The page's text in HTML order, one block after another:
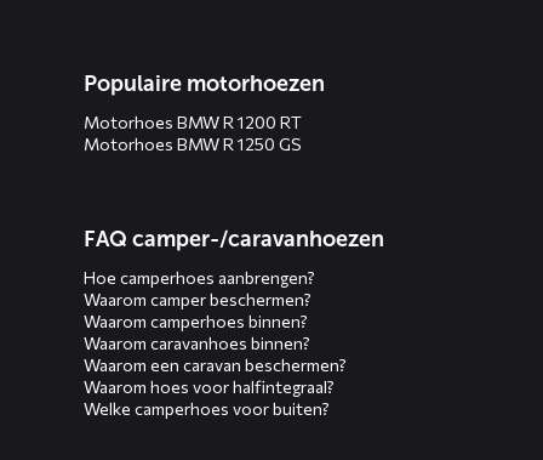
Populaire motorhoezen
Motorhoes BMW R 1200 RT
Motorhoes BMW R 1250 GS
FAQ camper-/caravanhoezen
Hoe camperhoes aanbrengen?
Waarom camper beschermen?
Waarom camperhoes binnen?
Waarom caravanhoes binnen?
Waarom een caravan beschermen?
Waarom hoes voor halfintegraal?
Welke camperhoes voor buiten?